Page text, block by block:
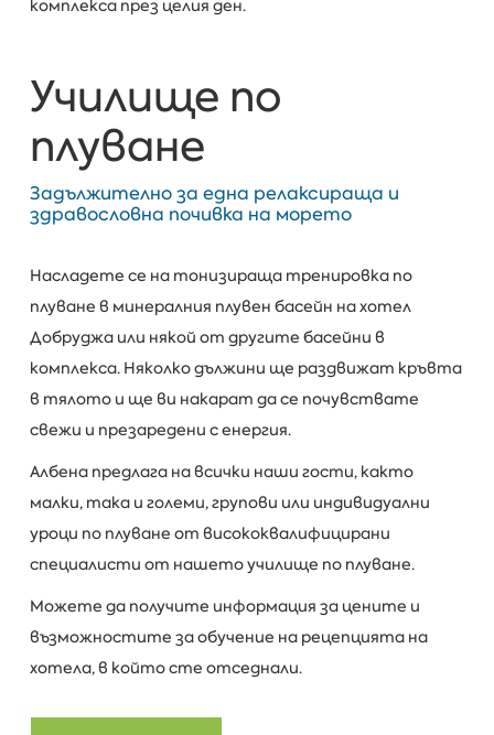
комплекса през целия ден.
Училище по
плуване
Задължително за една релаксираща и
здравословна почивка на морето
Насладете се на тонизираща тренировка по
плуване в минералния плувен басейн на хотел
Добруджа или някой от другите басейни в
комплекса. Няколко дължини ще раздвижат кръвта
в тялото и ще ви накарат да се почувствате
свежи и презаредени с енергия.
Албена предлага на всички наши гости, както
малки, така и големи, групови или индивидуални
уроци по плуване от висококвалифицирани
специалисти от нашето училище по плуване.
Можете да получите информация за цените и
възможностите за обучение на рецепцията на
хотела, в който сте отседнали.